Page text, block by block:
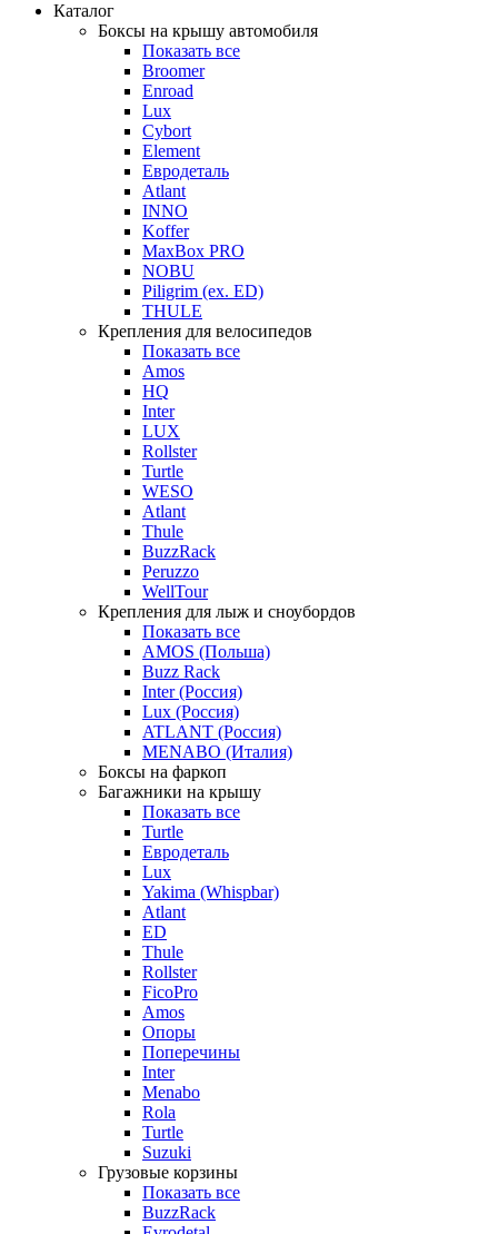
Каталог
Боксы на крышу автомобиля
Показать все
Broomer
Enroad
Lux
Cybort
Element
Евродеталь
Atlant
INNO
Koffer
MaxBox PRO
NOBU
Piligrim (ex. ED)
THULE
Крепления для велосипедов
Показать все
Amos
HQ
Inter
LUX
Rollster
Turtle
WESO
Atlant
Thule
BuzzRack
Peruzzo
WellTour
Крепления для лыж и сноубордов
Показать все
AMOS (Польша)
Buzz Rack
Inter (Россия)
Lux (Россия)
ATLANT (Россия)
MENABO (Италия)
Боксы на фаркоп
Багажники на крышу
Показать все
Turtle
Евродеталь
Lux
Yakima (Whispbar)
Atlant
ED
Thule
Rollster
FicoPro
Amos
Опоры
Поперечины
Inter
Menabo
Rola
Turtle
Suzuki
Грузовые корзины
Показать все
BuzzRack